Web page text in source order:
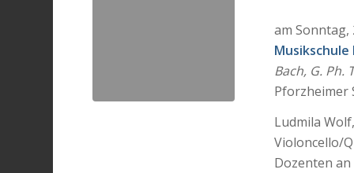
am Sonntag,
Bach, G. Ph.
Pforzheimer
Ludmila
Violoncello/
Dozenten